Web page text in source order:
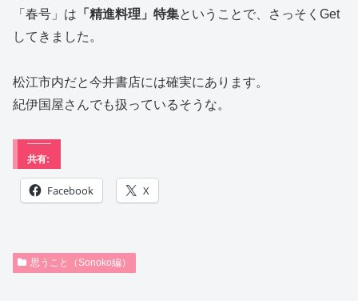
「春号」は 「精進料理」特集ということで、さっそくGet
してきました。
松江市内だと今井書店には確実にあります。
紀伊国屋さんでも扱っているそうな。
共有:
Facebook X
思うこと（Sonoko編）